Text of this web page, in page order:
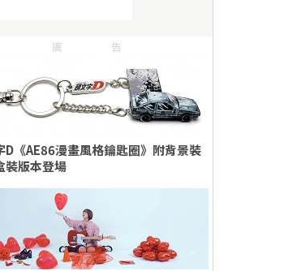
廣告
D《AE86漫畫風格鑰匙圈》附背景裝
裝版本登場